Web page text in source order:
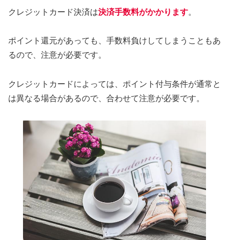
クレジットカード決済は決済手数料がかかります。
ポイント還元があっても、手数料負けしてしまうこともあ
るので、注意が必要です。
クレジットカードによっては、ポイント付与条件が通常と
は異なる場合があるので、合わせて注意が必要です。